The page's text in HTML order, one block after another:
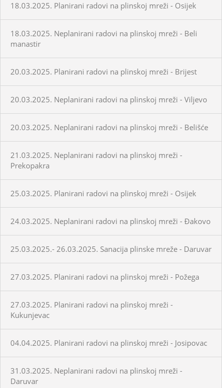
18.03.2025. Planirani radovi na plinskoj mreži - Osijek
18.03.2025. Neplanirani radovi na plinskoj mreži - Beli
manastir
20.03.2025. Planirani radovi na plinskoj mreži - Brijest
20.03.2025. Neplanirani radovi na plinskoj mreži - Viljevo
20.03.2025. Neplanirani radovi na plinskoj mreži - Belišće
21.03.2025. Neplanirani radovi na plinskoj mreži -
Prekopakra
25.03.2025. Planirani radovi na plinskoj mreži - Osijek
24.03.2025. Neplanirani radovi na plinskoj mreži - Đakovo
25.03.2025.- 26.03.2025. Sanacija plinske mreže - Daruvar
27.03.2025. Planirani radovi na plinskoj mreži - Požega
27.03.2025. Planirani radovi na plinskoj mreži -
Kukunjevac
04.04.2025. Planirani radovi na plinskoj mreži - Josipovac
31.03.2025. Neplanirani radovi na plinskoj mreži -
Daruvar